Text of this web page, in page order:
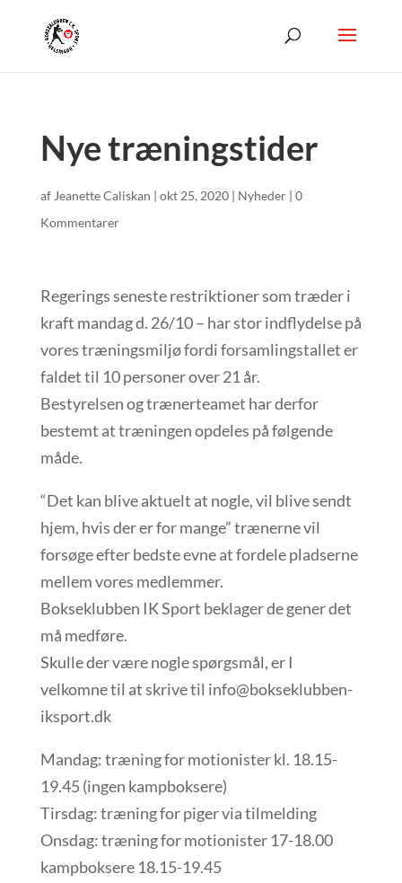
Nye træningstider
af Jeanette Caliskan | okt 25, 2020| Nyheder| 0
Kommentarer
Regerings seneste restriktioner som træder i
kraft mandag d. 26/10 – har stor indflydelse på
vores træningsmiljø fordi forsamlingstallet er
faldet til 10 personer over 21 år.
Bestyrelsen og trænerteamet har derfor
bestemt at træningen opdeles på følgende
måde.
“Det kan blive aktuelt at nogle, vil blive sendt
hjem, hvis der er for mange” trænerne vil
forsøge efter bedste evne at fordele pladserne
mellem vores medlemmer.
Bokseklubben IK Sport beklager de gener det
må medføre.
Skulle der være nogle spørgsmål, er I
velkomne til at skrive til info@bokseklubben-
iksport.dk
Mandag: træning for motionister kl. 18.15-
19.45 (ingen kampboksere)
Tirsdag: træning for piger via tilmelding
Onsdag: træning for motionister 17-18.00
kampboksere 18.15-19.45